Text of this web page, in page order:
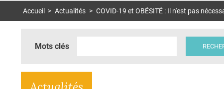
Accueil > Actualités > COVID-19 et OBÉSITÉ : Il n'est pas
Mots clés